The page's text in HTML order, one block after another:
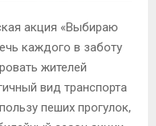
акция «Выбираю
каждого в заботу
жителей
вид транспорта
пеших прогулок,